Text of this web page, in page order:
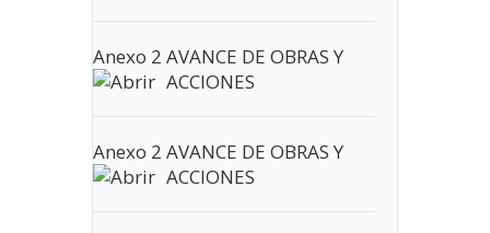
Anexo 2 AVANCE DE OBRAS Y
ACCIONES
Anexo 2 AVANCE DE OBRAS Y
ACCIONES